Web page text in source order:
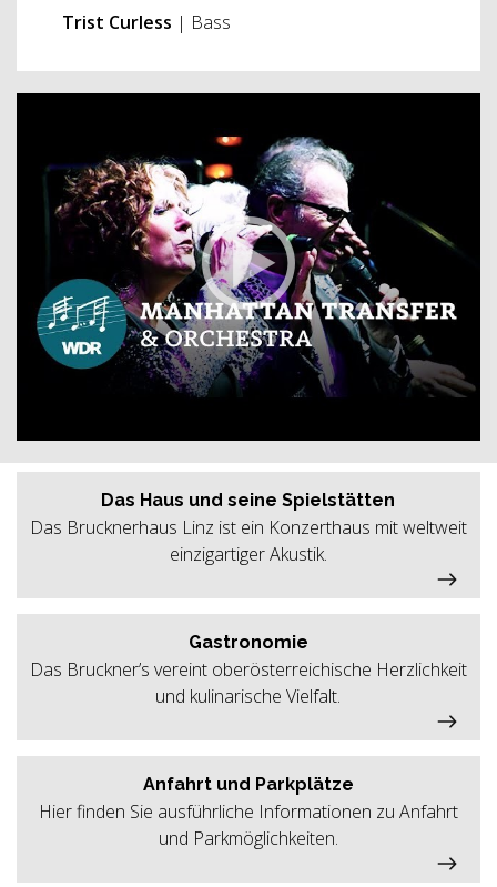
Trist Curless | Bass
Das Haus und seine Spielstätten
Das Brucknerhaus Linz ist ein Konzerthaus mit weltweit
einzigartiger Akustik.
Gastronomie
Das Bruckner’s vereint oberösterreichische Herzlichkeit
und kulinarische Vielfalt.
Anfahrt und Parkplätze
Hier finden Sie ausführliche Informationen zu Anfahrt
und Parkmöglichkeiten.